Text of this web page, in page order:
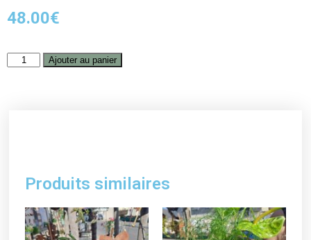
48.00€
Ajouter au panier
Produits similaires